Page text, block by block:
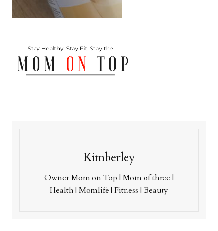
Kimberley
Owner Mom on Top | Mom of three |
Health | Momlife | Fitness | Beauty